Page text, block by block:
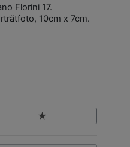
Florini 17.
10cm x 7cm.